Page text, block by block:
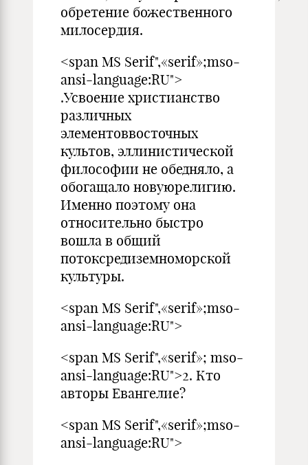
обретение божественного
милосердия.
<span MS Serif",«serif»;mso-
ansi-language:RU">
.Усвоение христианство
различных
элементоввосточных
культов, эллинистической
философии не обедняло, а
обогащало новуюрелигию.
Именно поэтому она
относительно быстро
вошла в общий
потоксредиземноморской
культуры.
<span MS Serif",«serif»;mso-
ansi-language:RU">
<span MS Serif",«serif»; mso-
ansi-language:RU">2. Кто
авторы Евангелие?
<span MS Serif",«serif»;mso-
ansi-language:RU">